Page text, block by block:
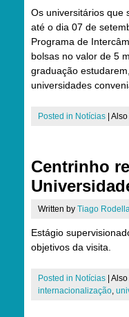
Os universitários que
até o dia 07 de
Programa de
bolsas no valor de 5
graduação
universidades
Posted in Notícias Also
Centrinho
Written by Tiago
Estágio
objetivos da visita.
Posted in Notícias Also
internacionalização,